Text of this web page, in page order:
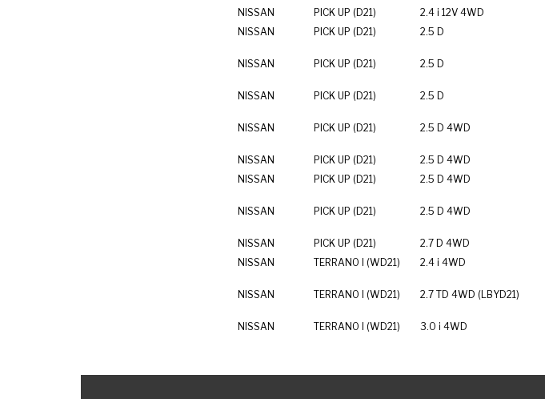
NISSAN
PICK UP (D21) 2.4 i 12V 4WD
NISSAN
PICK UP (D21) 2.5 D
NISSAN PICK UP (D21) 2.5 D
NISSAN PICK UP (D21) 2.5 D
NISSAN PICK UP (D21) 2.5 D 4WD
NISSAN PICK UP (D21) 2.5 D 4WD
NISSAN
PICK UP (D21) 2.5 D 4WD
NISSAN PICK UP (D21) 2.5 D 4WD
NISSAN PICK UP (D21) 2.7 D 4WD
NISSAN
TERRANO I (WD21) 2.4 i 4WD
NISSAN
TERRANO I (WD21) 2.7 TD 4WD (LBYD21)
NISSAN
TERRANO I (WD21) 3.0 i 4WD